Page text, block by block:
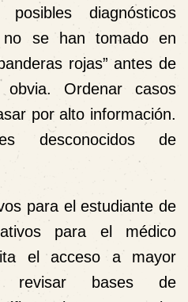
diagnósticos
no se han tomado en
rojas” antes de
obvia. Ordenar casos
por alto información.
desconocidos de
para el estudiante de
para el médico
el acceso a mayor
revisar bases de